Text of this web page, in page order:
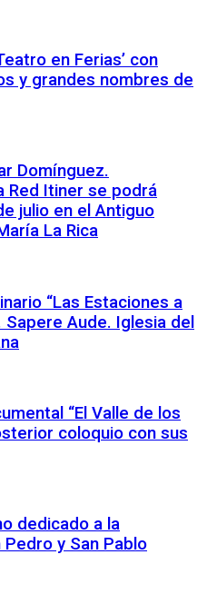
en Ferias’ con
y grandes nombres de
Domínguez.
Red Itiner se podrá
julio en el Antiguo
La Rica
“Las Estaciones a
Sapere Aude. Iglesia del
“El Valle de los
coloquio con sus
dedicado a la
y San Pablo